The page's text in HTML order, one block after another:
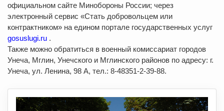
официальном сайте Минобороны России; через
электронный сервис «Стать добровольцем или
контрактником» на едином портале государственных услуг
gosuslugi.ru .
Также можно обратиться в военный комиссариат городов
Унеча, Мглин, Унечского и Мглинского районов по адресу: г.
Унеча, ул. Ленина, 98 А, тел.: 8-48351-2-39-88.